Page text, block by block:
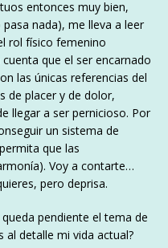
entonces muy bien,
nada), me lleva a leer
rol físico femenino
que el ser encarnado
las únicas referencias del
de placer y de dolor,
llegar a ser pernicioso. Por
un sistema de
que las
Voy a contarte…
pero deprisa.
pendiente el tema de
al detalle mi vida actual?